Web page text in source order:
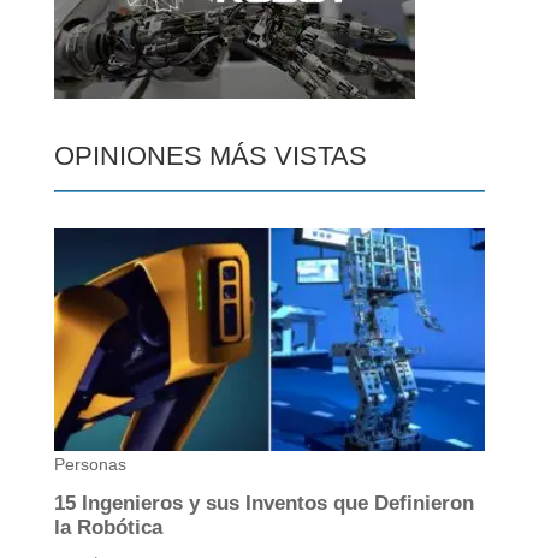
OPINIONES MÁS VISTAS